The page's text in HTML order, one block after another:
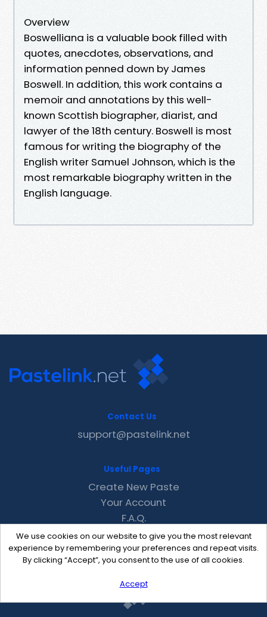
Overview
Boswelliana is a valuable book filled with
quotes, anecdotes, observations, and
information penned down by James
Boswell. In addition, this work contains a
memoir and annotations by this well-
known Scottish biographer, diarist, and
lawyer of the 18th century. Boswell is most
famous for writing the biography of the
English writer Samuel Johnson, which is the
most remarkable biography written in the
English language.
We use cookies on our website to give you the most relevant
experience by remembering your preferences and repeat visits.
By clicking “Accept”, you consent to the use of all cookies.
Accept
Contact Us
support@pastelink.net
Useful Pages
Create New Paste
Your Account
F.A.Q.
Recent
Contact